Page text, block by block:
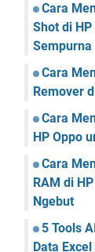
Cara
Shot di
Sempurna
Cara
Remover
Cara
HP Oppo
Cara
RAM di
Ngebut
5 Tools
Data